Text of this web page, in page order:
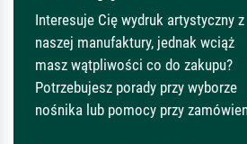
Interesuje Cię wydruk artystyczny z
naszej manufaktury, jednak wciąż
masz wątpliwości co do zakupu?
Potrzebujesz porady przy wyborze
nośnika lub pomocy przy